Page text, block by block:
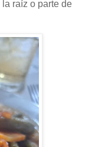
raíz o parte de